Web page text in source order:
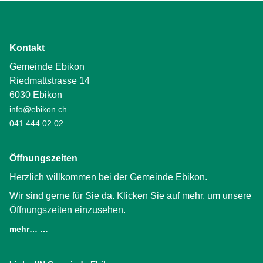
Kontakt
Gemeinde Ebikon
Riedmattstrasse 14
6030 Ebikon
info@ebikon.ch
041 444 02 02
Öffnungszeiten
Herzlich willkommen bei der Gemeinde Ebikon.
Wir sind gerne für Sie da. Klicken Sie auf mehr, um unsere
Öffnungszeiten einzusehen.
mehr… …